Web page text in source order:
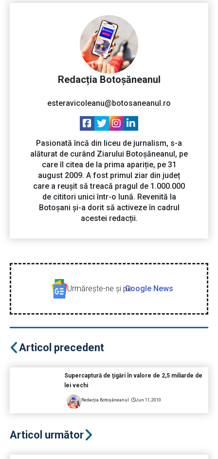
Redacția Botoșăneanul
esteravicoleanu@botosaneanul.ro
Pasionată încă din liceu de jurnalism, s-a
alăturat de curând Ziarului Botoșăneanul, pe
care îl citea de la prima apariție, pe 31
august 2009. A fost primul ziar din județ
care a reușit să treacă pragul de 1.000.000
de cititori unici într-o lună. Revenită la
Botoșani și-a dorit să activeze în cadrul
acestei redacții.
Urmăreşte-ne şi peGoogle News
Articol precedent
Supercaptură de ţigări în valore de 2,5 miliarde de
lei vechi
Redacția Botoșăneanul Jun 11, 2010
Articol următor